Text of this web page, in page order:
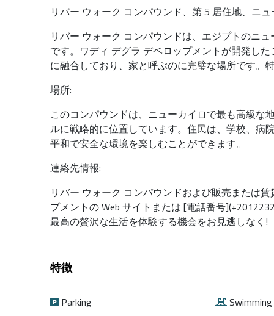
リバー ウォーク コンパウンド、第 5 居住地、ニ
リバー ウォーク コンパウンドは、エジプトのニ
です。ワディ デグラ デベロップメントが開発し
に融合しており、家と呼ぶのに完璧な場所です。
場所:
このコンパウンドは、ニューカイロで最も高級な
ルに戦略的に位置しています。住民は、学校、病
平和で安全な環境を楽しむことができます。
連絡先情報:
リバー ウォーク コンパウンドおよび販売または
プメントの Web サイトまたは [電話番号
最高の贅沢な生活を体験する機会をお見逃しなく!
特徴
Parking